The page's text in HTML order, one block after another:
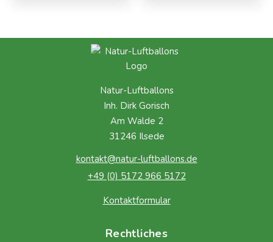
Natur-Luftballons
Inh. Dirk Gorisch
Am Walde 2
31246 Ilsede
kontakt@natur-luftballons.de
+49 (0) 5172 966 5172
Kontaktformular
Rechtliches